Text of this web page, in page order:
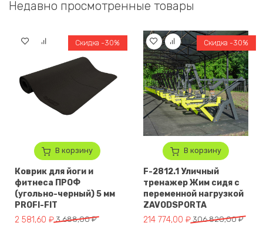
Недавно просмотренные товары
В корзину
Скидка -30%
Коврик для йоги и
фитнеса ПРОФ
(угольно-черный) 5 мм
PROFI-FIT
3 688,00₽
Первоначальная цена составляла 3 688,00 ₽.
2 581,60 ₽
Текущая цена: 2 581,60 ₽.
В корзину
Скидка -30%
F-2812.1 Уличный
тренажер Жим сидя с
переменной нагрузкой
ZAVODSPORTA
306 820,00₽
Первоначальная цена
214 774,00 ₽
Текущая цена: 214 774,00 ₽.